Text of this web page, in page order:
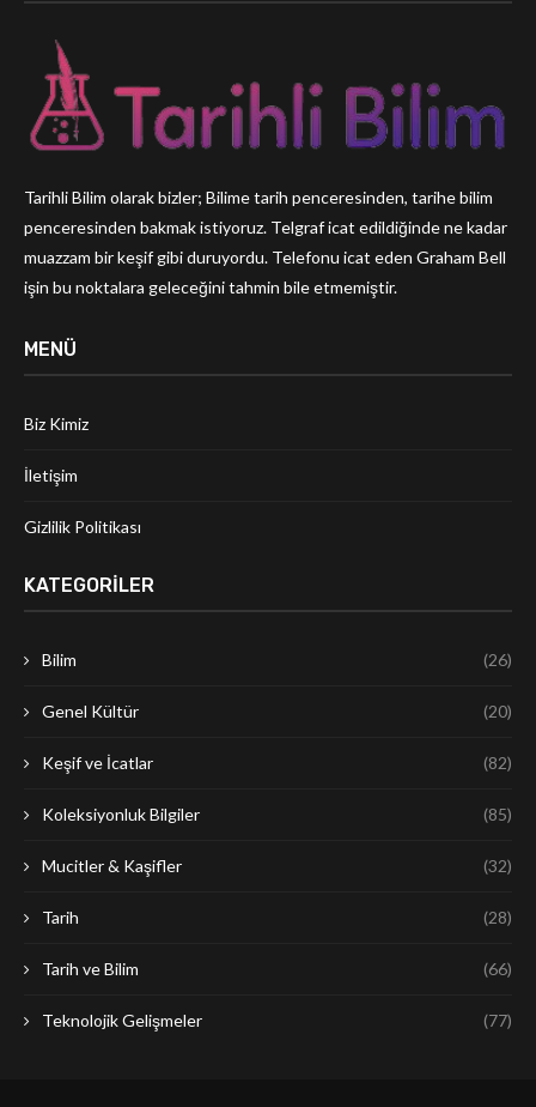
Tarihli Bilim olarak bizler; Bilime tarih penceresinden, tarihe bilim
penceresinden bakmak istiyoruz. Telgraf icat edildiğinde ne kadar
muazzam bir keşif gibi duruyordu. Telefonu icat eden Graham Bell
işin bu noktalara geleceğini tahmin bile etmemiştir.
MENÜ
Biz Kimiz
İletişim
Gizlilik Politikası
KATEGORILER
Bilim (26)
Genel Kültür (20)
Keşif ve İcatlar (82)
Koleksiyonluk Bilgiler (85)
Mucitler & Kaşifler (32)
Tarih (28)
Tarih ve Bilim (66)
Teknolojik Gelişmeler (77)